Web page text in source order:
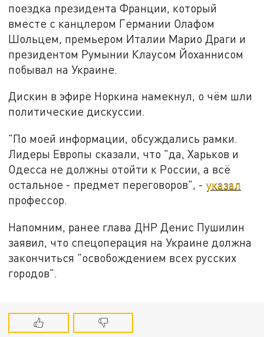
поездка президента Франции, который
вместе с канцлером Германии Олафом
Шольцем, премьером Италии Марио Драги и
президентом Румынии Клаусом Йоханнисом
побывал на Украине.
Дискин в эфире Норкина намекнул, о чём шли
политические дискуссии.
"По моей информации, обсуждались рамки.
Лидеры Европы сказали, что "да, Харьков и
Одесса не должны отойти к России, а всё
остальное - предмет переговоров", -указал
профессор.
Напомним, ранее глава ДНР Денис Пушилин
заявил, что спецоперация на Украине должна
закончиться "освобождением всех русских
городов".